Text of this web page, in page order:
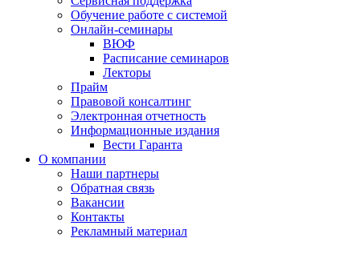
Обучение работе с системой
Онлайн-семинары
ВЮФ
Расписание семинаров
Лекторы
Прайм
Правовой консалтинг
Электронная отчетность
Информационные издания
Вести Гаранта
О компании
Наши партнеры
Обратная связь
Вакансии
Контакты
Рекламный материал